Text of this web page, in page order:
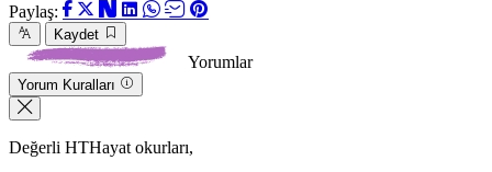
Paylaş:
Kaydet
Yorumlar
Yorum Kuralları
Değerli HTHayat okurları,